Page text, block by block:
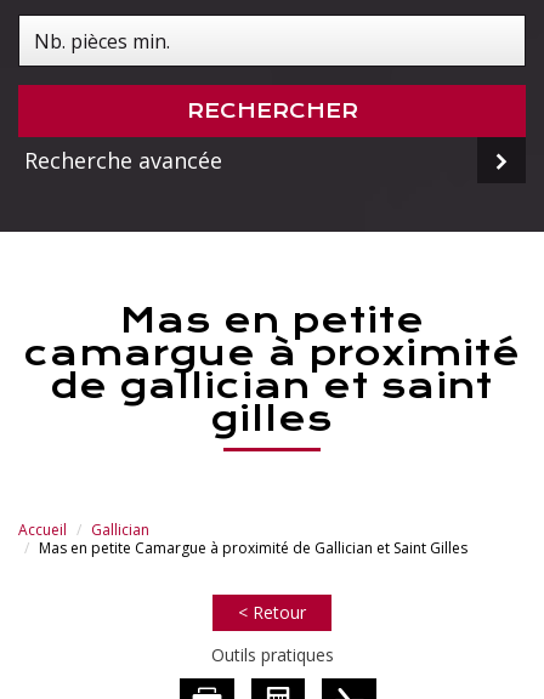
RECHERCHER
Recherche avancée
mas en petite
camargue à proximité
de gallician et saint
gilles
Accueil
Gallician
Mas en petite Camargue à proximité de Gallician et Saint Gilles
< Retour
Outils pratiques